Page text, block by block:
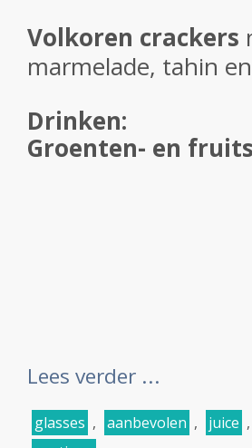
Volkoren crackers
marmelade, tahin
Drinken:
Groenten- en
Lees verder ...
glasses , aanbevolen , juice ,